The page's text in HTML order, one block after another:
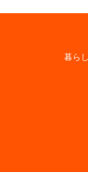
暮ら